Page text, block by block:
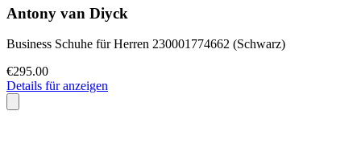
Antony van Diyck
Business Schuhe für Herren 230001774662 (Schwarz)
€295.00
Details für anzeigen